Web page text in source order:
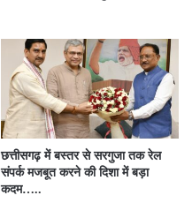
छत्तीसगढ़ में बस्तर से सरगुजा तक रेल
संपर्क मजबूत करने की दिशा में बड़ा
कदम…..